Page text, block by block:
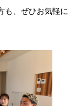
も、ぜひお気軽に